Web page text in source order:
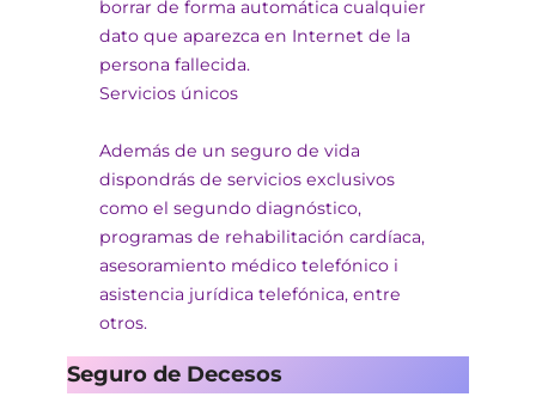
borrar de forma automática cualquier
dato que aparezca en Internet de la
persona fallecida.
Servicios únicos
Además de un seguro de vida
dispondrás de servicios exclusivos
como el segundo diagnóstico,
programas de rehabilitación cardíaca,
asesoramiento médico telefónico i
asistencia jurídica telefónica, entre
otros.
Seguro de Decesos